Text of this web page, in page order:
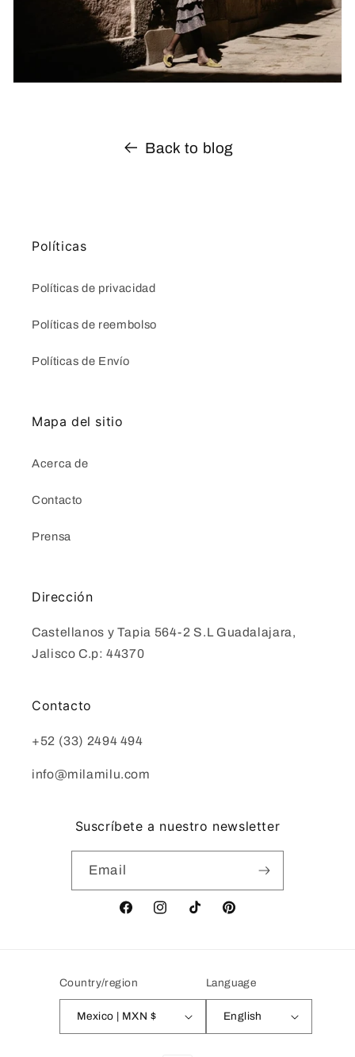
Back to blog
Políticas
Políticas de privacidad
Políticas de reembolso
Políticas de Envío
Mapa del sitio
Acerca de
Contacto
Prensa
Dirección
Castellanos y Tapia 564-2 S.L Guadalajara,
Jalisco C.p: 44370
Contacto
+52 (33) 2494 494
info@milamilu.com
Suscríbete a nuestro newsletter
Email
FacebookInstagramTikTokPinterest
Country/region
Mexico | MXN $
Language
English